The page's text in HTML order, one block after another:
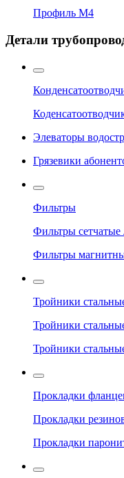
Профиль М4
Детали
Элеваторы
Грязевики
Фильтры
Фильтры
Фильтры
Тройники
Тройники
Тройники
Прокладки
Прокладки
Прокладки